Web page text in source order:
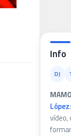
Info
DJ
López
vídeo,